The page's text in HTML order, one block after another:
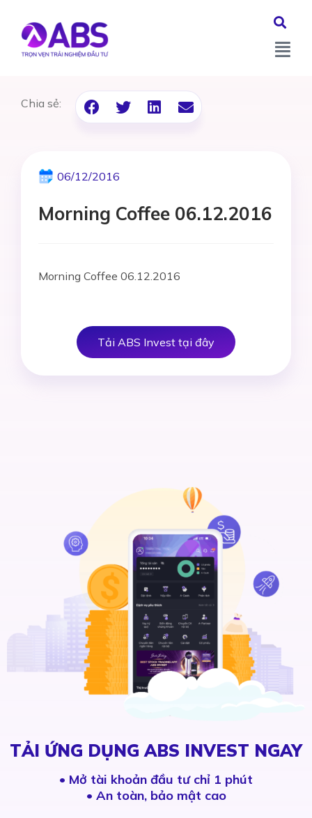
Chia sẻ:
06/12/2016
Morning Coffee 06.12.2016
Morning Coffee 06.12.2016
Tải ABS Invest tại đây
TẢI ỨNG DỤNG ABS INVEST NGAY
• Mở tài khoản đầu tư chỉ 1 phút
• An toàn, bảo mật cao